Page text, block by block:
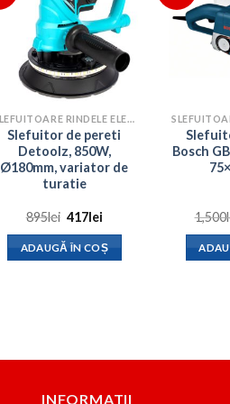
SLEFUITOARE RINDELE ELECTRICE
Slefuitor de pereti
Detoolz, 850W,
Ø180mm, variator de
turatie
895lei Prețul
a
fost:
417leiPrețul
este:
417lei.
ADAUGĂ ÎN COȘ
Bosch
1,500
INFORMATII